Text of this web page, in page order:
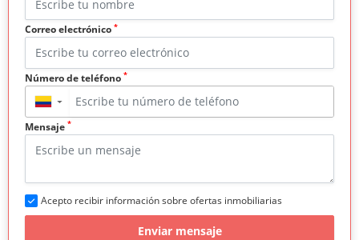
Correo electrónico *
Número de teléfono *
▼
Mensaje *
Acepto recibir información sobre ofertas inmobiliarias
Enviar mensaje